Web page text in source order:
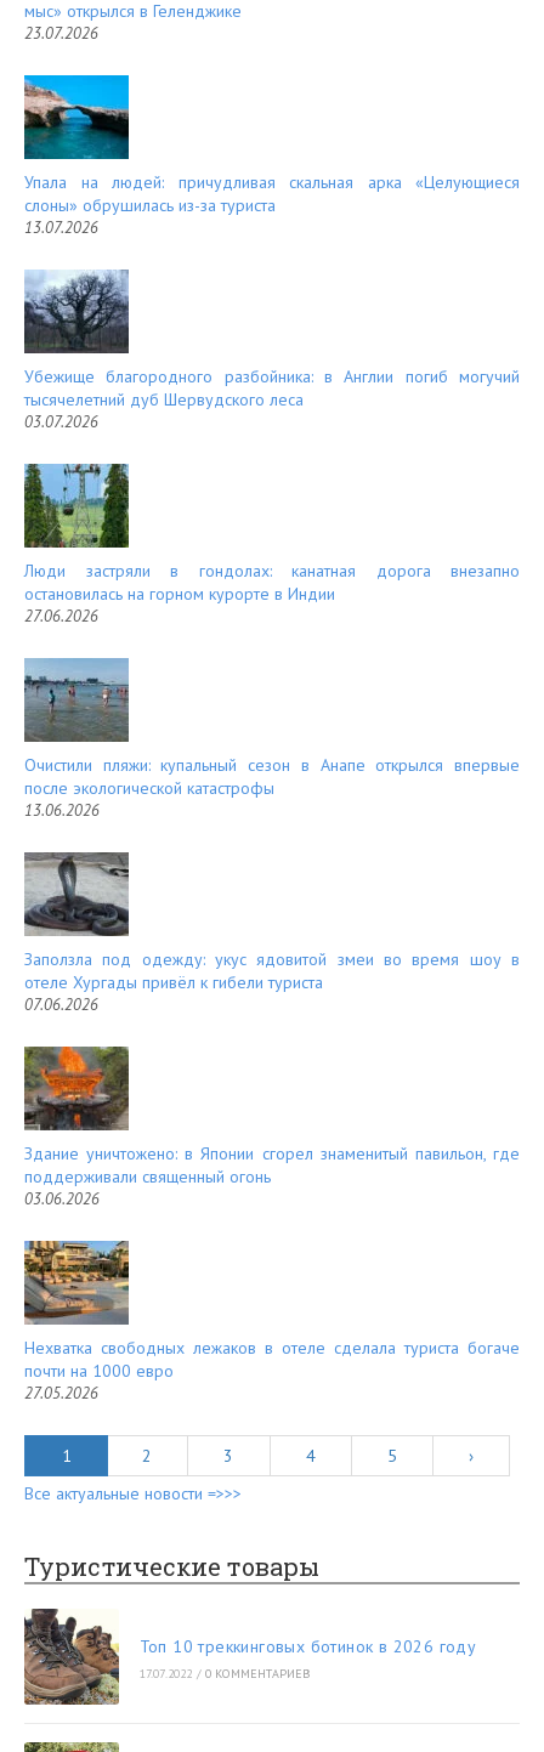
мыс» открылся в Геленджике
23.07.2026
Упала на людей: причудливая скальная арка «Целующиеся
слоны» обрушилась из-за туриста
13.07.2026
Убежище благородного разбойника: в Англии погиб могучий
тысячелетний дуб Шервудского леса
03.07.2026
Люди застряли в гондолах: канатная дорога внезапно
остановилась на горном курорте в Индии
27.06.2026
Очистили пляжи: купальный сезон в Анапе открылся впервые
после экологической катастрофы
13.06.2026
Заползла под одежду: укус ядовитой змеи во время шоу в
отеле Хургады привёл к гибели туриста
07.06.2026
Здание уничтожено: в Японии сгорел знаменитый павильон, где
поддерживали священный огонь
03.06.2026
Нехватка свободных лежаков в отеле сделала туриста богаче
почти на 1000 евро
27.05.2026
1 2 3 4 5
›
Все актуальные новости =>>>
Туристические товары
Топ 10 треккинговых ботинок в 2026 году
17.07.2022 / 0 КОММЕНТАРИЕВ